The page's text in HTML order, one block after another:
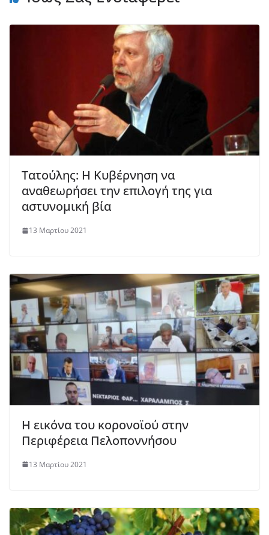
Τατούλης: Η Κυβέρνηση να
αναθεωρήσει την επιλογή της για
αστυνομική βία
13 Μαρτίου 2021
Η εικόνα του κορονοϊού στην
Περιφέρεια Πελοποννήσου
13 Μαρτίου 2021